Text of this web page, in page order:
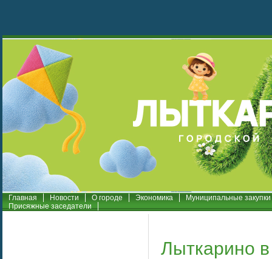
Главная Новости О городе Экономика
Муниципальные закупки
Присяжные заседатели
Лыткарино